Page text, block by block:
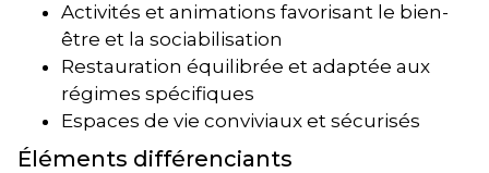
Activités et animations favorisant le bien-
être et la sociabilisation
Restauration équilibrée et adaptée aux
régimes spécifiques
Espaces de vie conviviaux et sécurisés
Éléments différenciants